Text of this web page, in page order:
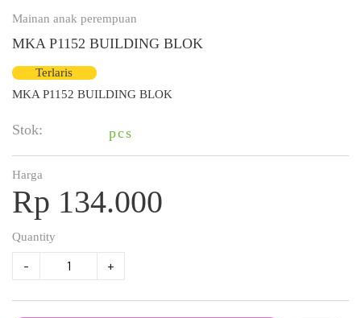
Mainan anak perempuan
MKA P1152 BUILDING BLOK
Terlaris
MKA P1152 BUILDING BLOK
Stok: pcs
Harga
Rp 134.000
Quantity
- +